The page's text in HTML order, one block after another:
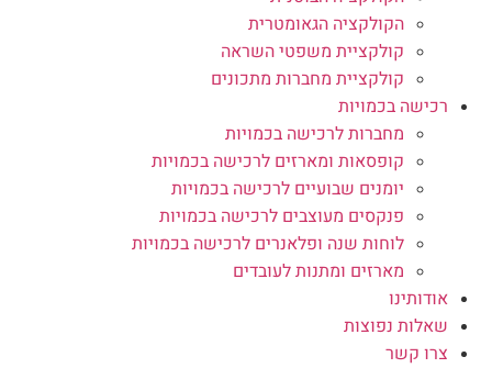
הקולקציה הגאומטרית
קולקציית משפטי השראה
קולקציית מחברות מתכונים
רכישה בכמויות
מחברות לרכישה בכמויות
קופסאות ומארזים לרכישה בכמויות
יומנים שבועיים לרכישה בכמויות
פנקסים מעוצבים לרכישה בכמויות
לוחות שנה ופלאנרים לרכישה בכמויות
מארזים ומתנות לעובדים
אודותינו
שאלות נפוצות
צרו קשר